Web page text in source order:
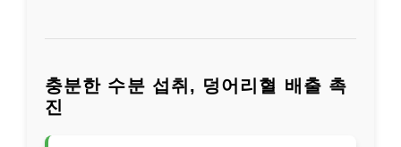
충분한 수분 섭취, 덩어리혈 배출 촉
진